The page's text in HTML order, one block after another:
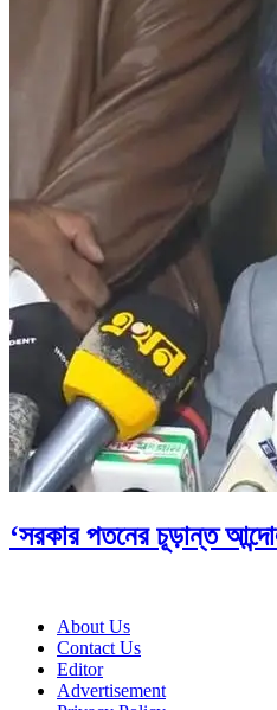
‘সরকার পতনের চূড়ান্ত
About Us
Contact Us
Editor
Advertisement